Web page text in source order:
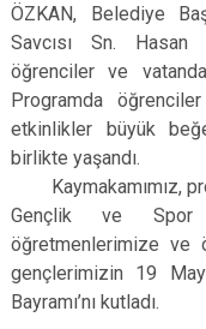
Çal
Çameli
ÖZKAN, Belediye
Savcısı Sn. Hasan
öğrenciler ve
Programda
etkinlikler büyük
birlikte yaşandı.
Kaymakamımız,
Gençlik ve Spor
öğretmenlerimize ve
gençlerimizin 19
Bayramı’nı kutladı.